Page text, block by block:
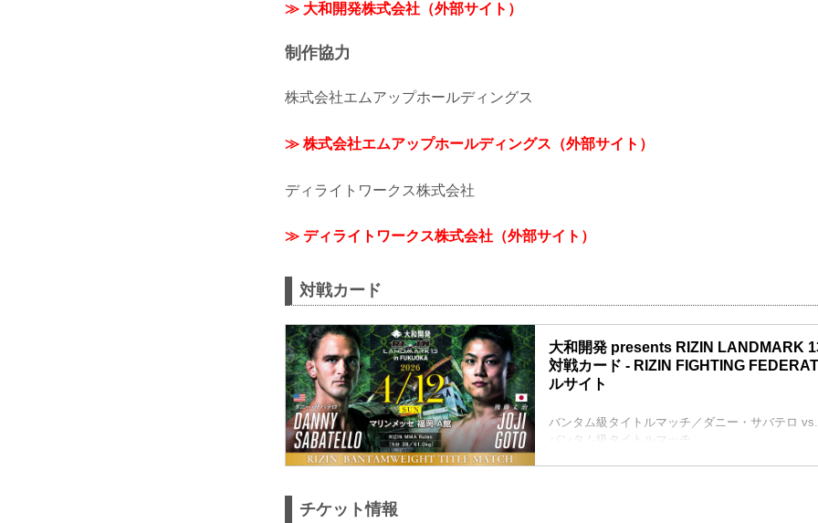
≫ 大和開発株式会社（外部サイト）
制作協力
株式会社エムアップホールディングス
≫ 株式会社エムアップホールディングス（外部サイト）
ディライトワークス株式会社
≫ ディライトワークス株式会社（外部サイト）
対戦カード
大和開発 presents RIZIN LANDMARK
対戦カード - RIZIN FIGHTING
ルサイト
バンタム級タイトルマッチ／ダニー・サバテロ
バンタム級タイトルマッチ
チケット情報